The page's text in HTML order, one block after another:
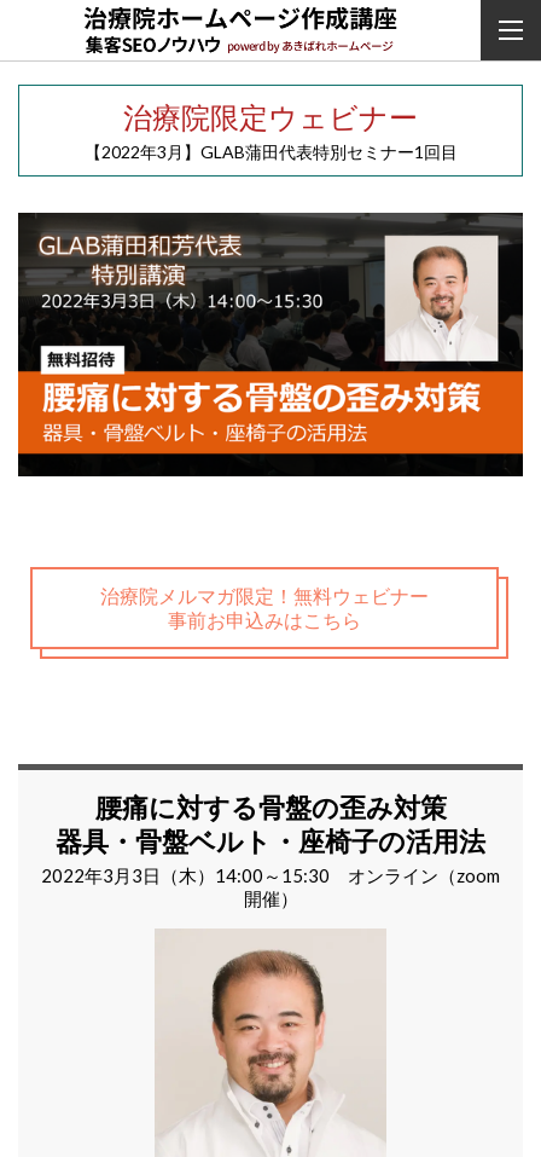
治療院限定ウェビナー
【2022年3月】 GLAB蒲田代表特別セミナー1回目
治療院メルマガ限定！無料ウェビナー
事前お申込みはこちら
腰痛に対する骨盤の歪み対策
器具・骨盤ベルト・座椅子の活用法
2022年3月3日（木）14:00～15:30 オンライン（zoom
開催）